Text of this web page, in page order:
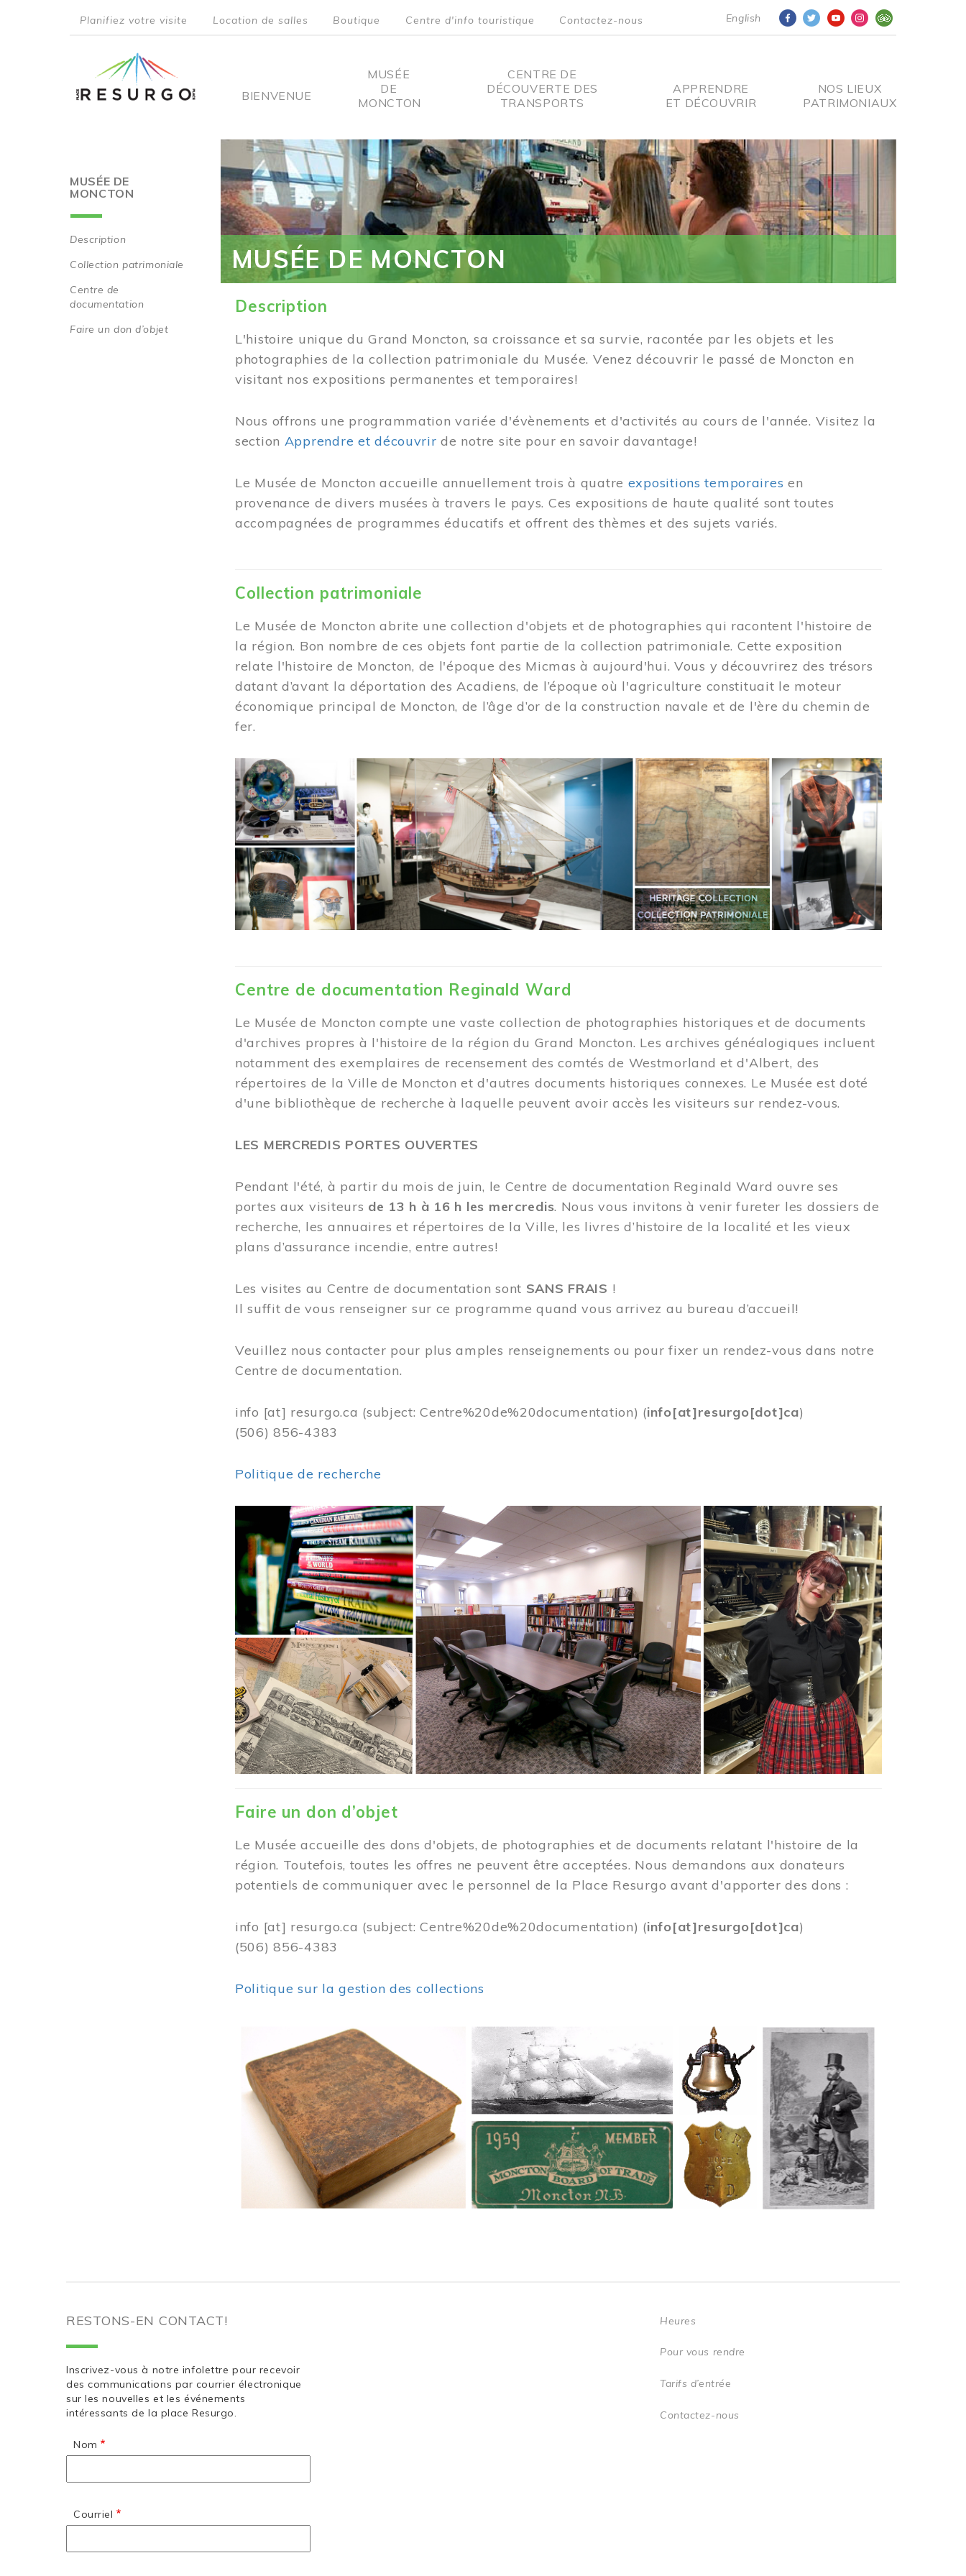
English
menu
Planifiez votre visite Location de salles Boutique Centre d'info touristique Contactez-nous
Main
BIENVENUE
MUSÉE
DE
MONCTON
CENTRE DE
DÉCOUVERTE DES
TRANSPORTS
APPRENDRE
ET DÉCOUVRIR
NOS LIEUX
PATRIMONIAUX
MUSÉE DE
MONCTON
Main
navigation
Description
Collection patrimoniale
Centre de
documentation
Faire un don d’objet
MUSÉE DE MONCTON
Description
L'histoire unique du Grand Moncton, sa croissance et sa survie, racontée par les objets et les
photographies de la collection patrimoniale du Musée. Venez découvrir le passé de Moncton en
visitant nos expositions permanentes et temporaires!
Nous offrons une programmation variée d'évènements et d'activités au cours de l'année. Visitez la
section Apprendre et découvrir de notre site pour en savoir davantage!
Le Musée de Moncton accueille annuellement trois à quatre expositions temporaires en
provenance de divers musées à travers le pays. Ces expositions de haute qualité sont toutes
accompagnées de programmes éducatifs et offrent des thèmes et des sujets variés.
Collection patrimoniale
Le Musée de Moncton abrite une collection d'objets et de photographies qui racontent l'histoire de
la région. Bon nombre de ces objets font partie de la collection patrimoniale. Cette exposition
relate l'histoire de Moncton, de l'époque des Micmas à aujourd'hui. Vous y découvrirez des trésors
datant d’avant la déportation des Acadiens, de l’époque où l'agriculture constituait le moteur
économique principal de Moncton, de l’âge d’or de la construction navale et de l'ère du chemin de
fer.
Centre de documentation Reginald Ward
Le Musée de Moncton compte une vaste collection de photographies historiques et de documents
d'archives propres à l'histoire de la région du Grand Moncton. Les archives généalogiques incluent
notamment des exemplaires de recensement des comtés de Westmorland et d'Albert, des
répertoires de la Ville de Moncton et d'autres documents historiques connexes. Le Musée est doté
d'une bibliothèque de recherche à laquelle peuvent avoir accès les visiteurs sur rendez-vous.
LES MERCREDIS PORTES OUVERTES
Pendant l'été, à partir du mois de juin, le Centre de documentation Reginald Ward ouvre ses
portes aux visiteurs de 13 h à 16 h les mercredis. Nous vous invitons à venir fureter les dossiers de
recherche, les annuaires et répertoires de la Ville, les livres d’histoire de la localité et les vieux
plans d’assurance incendie, entre autres!
Les visites au Centre de documentation sont SANS FRAIS !
Il suffit de vous renseigner sur ce programme quand vous arrivez au bureau d’accueil!
Veuillez nous contacter pour plus amples renseignements ou pour fixer un rendez-vous dans notre
Centre de documentation.
info [at] resurgo.ca (subject: Centre%20de%20documentation) (info[at]resurgo[dot]ca)
(506) 856-4383
Politique de recherche
Faire un don d’objet
Le Musée accueille des dons d'objets, de photographies et de documents relatant l'histoire de la
région. Toutefois, toutes les offres ne peuvent être acceptées. Nous demandons aux donateurs
potentiels de communiquer avec le personnel de la Place Resurgo avant d'apporter des dons :
info [at] resurgo.ca (subject: Centre%20de%20documentation) (info[at]resurgo[dot]ca)
(506) 856-4383
Politique sur la gestion des collections
RESTONS-EN CONTACT!
Inscrivez-vous à notre infolettre pour recevoir
des communications par courrier électronique
sur les nouvelles et les événements
intéressants de la place Resurgo.
Nom
Courriel
Heures
Pour vous rendre
Tarifs d’entrée
Contactez-nous